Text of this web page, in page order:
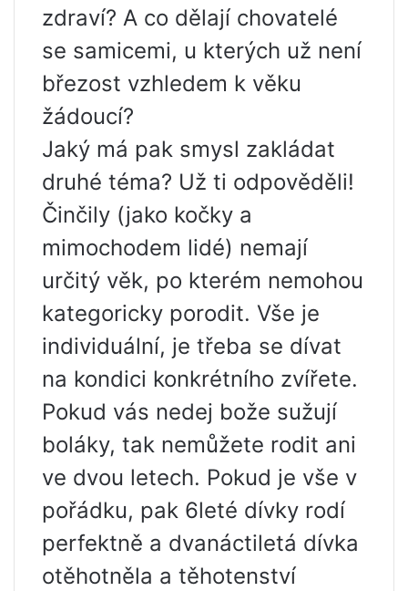
zdraví? A co dělají chovatelé
se samicemi, u kterých už není
březost vzhledem k věku
žádoucí?
Jaký má pak smysl zakládat
druhé téma? Už ti odpověděli!
Činčily (jako kočky a
mimochodem lidé) nemají
určitý věk, po kterém nemohou
kategoricky porodit. Vše je
individuální, je třeba se dívat
na kondici konkrétního zvířete.
Pokud vás nedej bože sužují
boláky, tak nemůžete rodit ani
ve dvou letech. Pokud je vše v
pořádku, pak 6leté dívky rodí
perfektně a dvanáctiletá dívka
otěhotněla a těhotenství